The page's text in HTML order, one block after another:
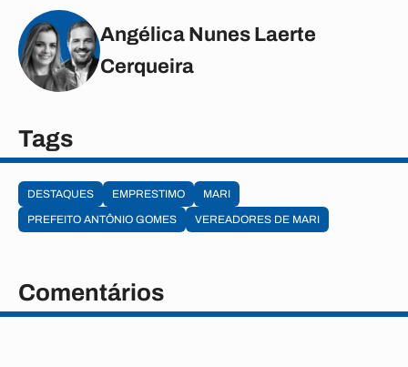
Angélica Nunes Laerte
Cerqueira
Tags
DESTAQUES EMPRESTIMO
MARI
PREFEITO ANTÔNIO GOMES
VEREADORES DE MARI
Comentários